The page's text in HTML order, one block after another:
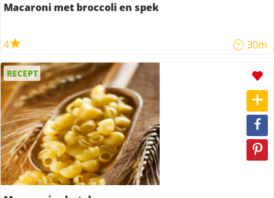
Macaroni met broccoli en spek
4 30m
RECEPT